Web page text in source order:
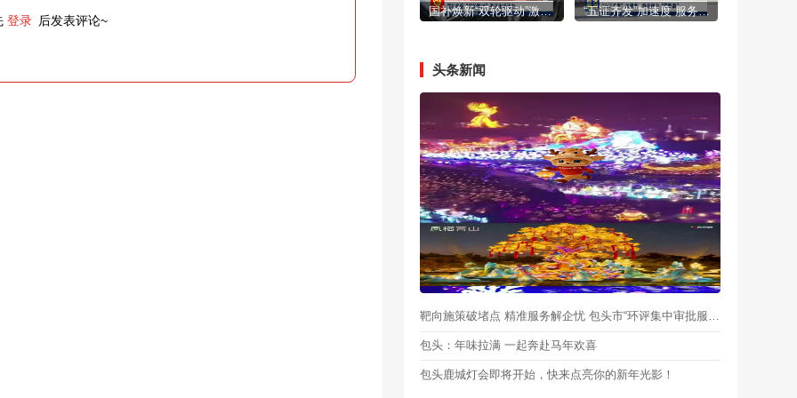
登录 后发表评论~
国补焕新“双轮驱动”激活市场活力 “五证齐发”加速度 服务民企“零距离”
头条新闻
靶向施策破堵点 精准服务解企忧 包头市“环评集中审批服务月”启动
包头：年味拉满 一起奔赴马年欢喜
包头鹿城灯会即将开始，快来点亮你的新年光影！